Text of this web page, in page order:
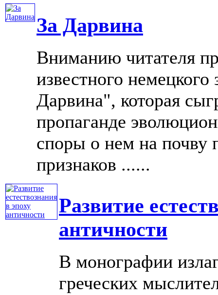
За Дарвина
Вниманию читателя
известного
Дарвина", которая
пропаганде
споры о нем на почву
признаков ......
Развитие
античности
В монографии
греческих